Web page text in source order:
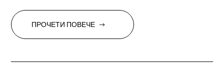
ПРОЧЕТИ ПОВЕЧЕ